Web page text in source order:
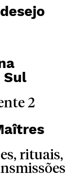
Sul
2
rituais,